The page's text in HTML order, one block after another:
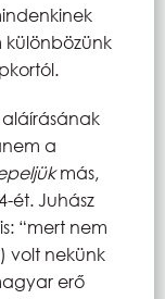
különbözünk
a
más,
ét. Juhász
“mert nem
volt nekünk
erő